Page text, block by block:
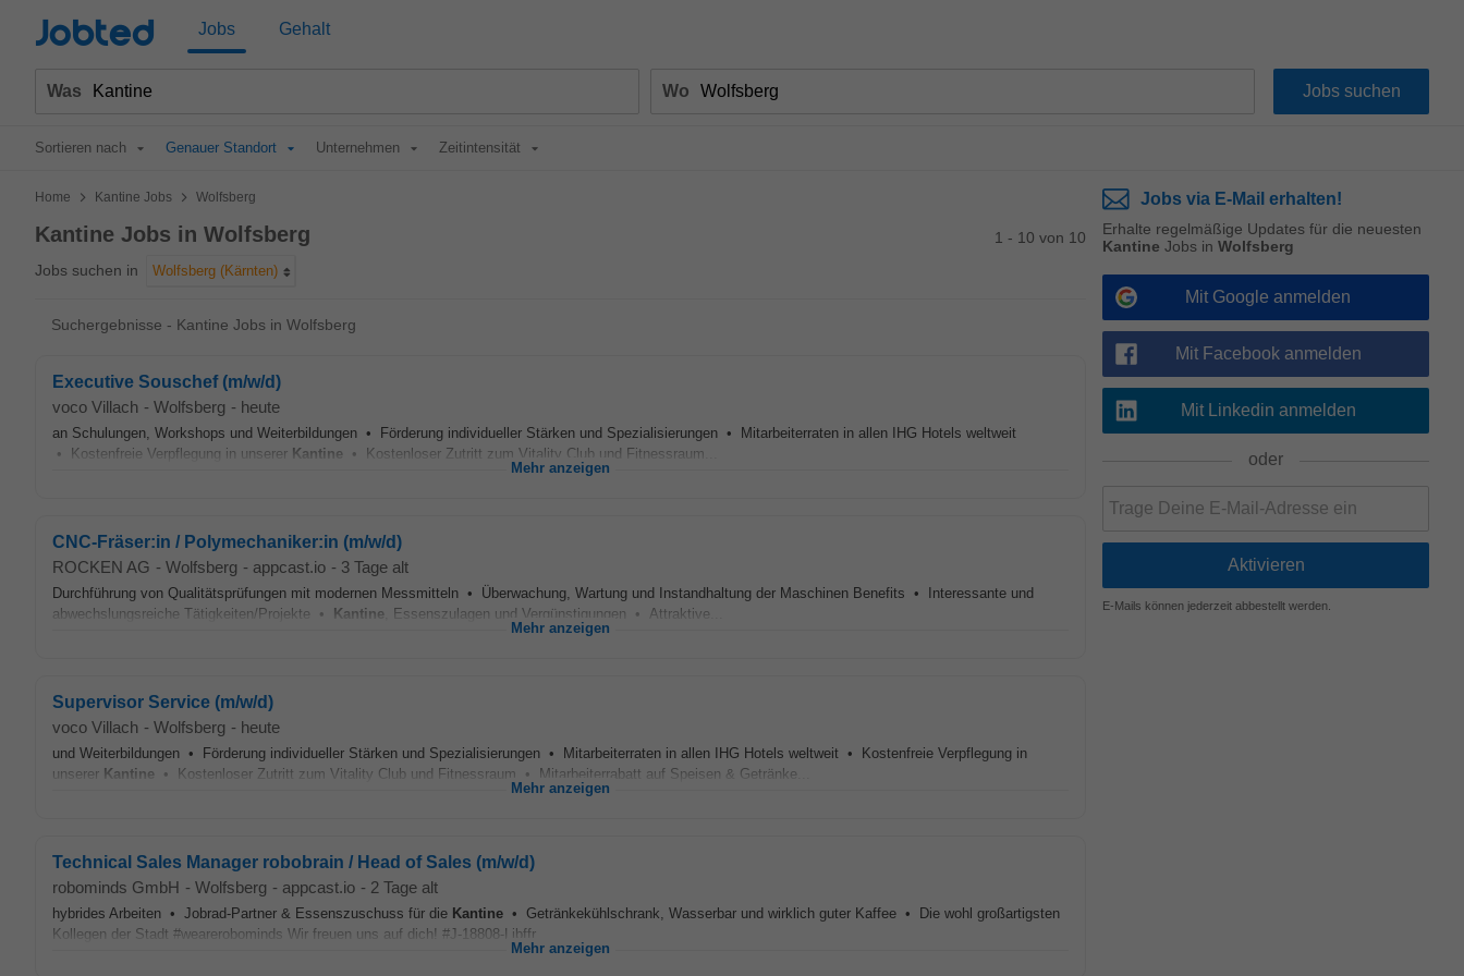
Jobted Jobs Gehalt
Was Wo
Sortieren nach Genauer Standort Unternehmen Zeitintensität
Home > Kantine Jobs > Wolfsberg
Kantine Jobs in Wolfsberg
Jobs suchen in Wolfsberg (Kärnten)
1 - 10 von 10
Suchergebnisse - Kantine Jobs in Wolfsberg
Executive Souschef (m/w/d)
voco Villach - Wolfsberg - heute
an Schulungen, Workshops und Weiterbildungen • Förderung individueller Stärken und Spezialisierungen • Mitarbeiterraten in allen IHG Hotels weltweit
• Kostenfreie Verpflegung in unserer Kantine • Kostenloser Zutritt zum Vitality Club und Fitnessraum...
Mehr anzeigen
CNC-Fräser:in / Polymechaniker:in (m/w/d)
ROCKEN AG - Wolfsberg - appcast.io - 3 Tage alt
Durchführung von Qualitätsprüfungen mit modernen Messmitteln • Überwachung, Wartung und Instandhaltung der Maschinen Benefits • Interessante und
abwechslungsreiche Tätigkeiten/Projekte • Kantine , Essenszulagen und Vergünstigungen • Attraktive...
Mehr anzeigen
Supervisor Service (m/w/d)
voco Villach - Wolfsberg - heute
und Weiterbildungen • Förderung individueller Stärken und Spezialisierungen • Mitarbeiterraten in allen IHG Hotels weltweit • Kostenfreie Verpflegung in
unserer Kantine • Kostenloser Zutritt zum Vitality Club und Fitnessraum • Mitarbeiterrabatt auf Speisen & Getränke...
Mehr anzeigen
Technical Sales Manager robobrain / Head of Sales (m/w/d)
robominds GmbH - Wolfsberg - appcast.io - 2 Tage alt
hybrides Arbeiten • Jobrad-Partner & Essenszuschuss für die Kantine • Getränkekühlschrank, Wasserbar und wirklich guter Kaffee • Die wohl großartigsten
Kollegen der Stadt #wearerobominds Wir freuen uns auf dich! #J-18808-Ljbffr...
Mehr anzeigen
Jobs via E-Mail erhalten!
Erhalte regelmäßige Updates für die neuesten
Kantine Jobs in Wolfsberg
Mit Google anmelden
Mit Facebook anmelden
Mit Linkedin anmelden
oder
E-Mails können jederzeit abbestellt werden.